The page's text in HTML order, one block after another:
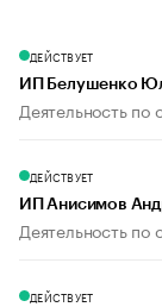
ДЕЙСТВУЕТ
ИП Белушенко
Деятельность по
ДЕЙСТВУЕТ
ИП Анисимов
Деятельность по
ДЕЙСТВУЕТ